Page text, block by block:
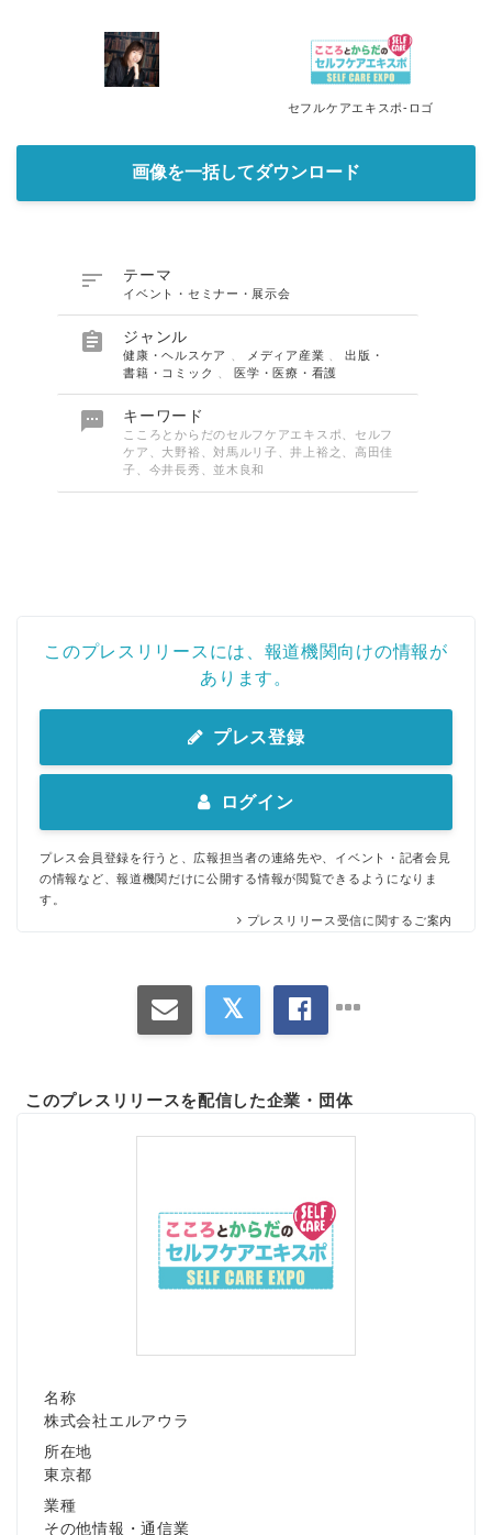
セフルケアエキスポ-ロゴ
画像を一括してダウンロード
 テーマ
イベント・セミナー・展示会
 ジャンル
健康・ヘルスケア メディア産業 、出版・
書籍・コミック
、医学・医療・看護
 キーワード
こころとからだのセルフケアエキスポ、セルフ
ケア、大野裕、対馬ルリ子、井上裕之、高田佳
子、今井長秀、並木良和
このプレスリリースには、報道機関向けの情報が
あります。
プレス登録
ログイン
プレス会員登録を行うと、広報担当者の連絡先や、イベント・記者会見
の情報など、報道機関だけに公開する情報が閲覧できるようになりま
す。
プレスリリース受信に関するご案内
このプレスリリースを配信した企業・団体
名称
株式会社エルアウラ
所在地
東京都
業種
その他情報・通信業